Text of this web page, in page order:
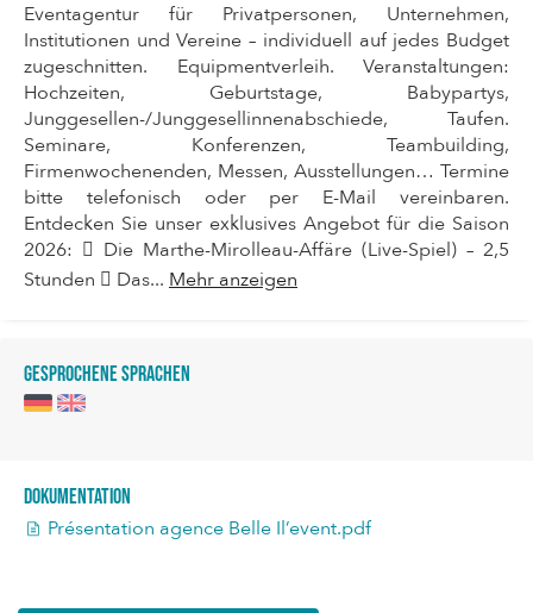
Eventagentur für Privatpersonen, Unternehmen,
Institutionen und Vereine – individuell auf jedes Budget
zugeschnitten. Equipmentverleih. Veranstaltungen:
Hochzeiten, Geburtstage, Babypartys,
Junggesellen-/Junggesellinnenabschiede, Taufen.
Seminare, Konferenzen, Teambuilding,
Firmenwochenenden, Messen, Ausstellungen… Termine
bitte telefonisch oder per E-Mail vereinbaren.
Entdecken Sie unser exklusives Angebot für die Saison
2026:  Die Marthe-Mirolleau-Affäre (Live-Spiel) – 2,5
Stunden  Das... Mehr anzeigen
Gesprochene Sprachen
Dokumentation
Présentation agence Belle Il’event.pdf